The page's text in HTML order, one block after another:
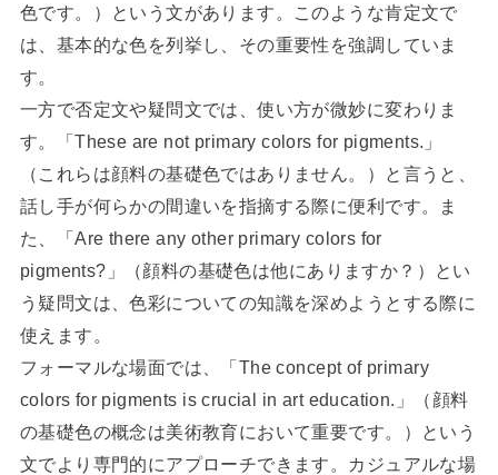
色です。）という文があります。このような肯定文で
は、基本的な色を列挙し、その重要性を強調していま
す。
一方で否定文や疑問文では、使い方が微妙に変わりま
す。「These are not primary colors for pigments.」
（これらは顔料の基礎色ではありません。）と言うと、
話し手が何らかの間違いを指摘する際に便利です。ま
た、「Are there any other primary colors for
pigments?」（顔料の基礎色は他にありますか？）とい
う疑問文は、色彩についての知識を深めようとする際に
使えます。
フォーマルな場面では、「The concept of primary
colors for pigments is crucial in art education.」（顔料
の基礎色の概念は美術教育において重要です。）という
文でより専門的にアプローチできます。カジュアルな場